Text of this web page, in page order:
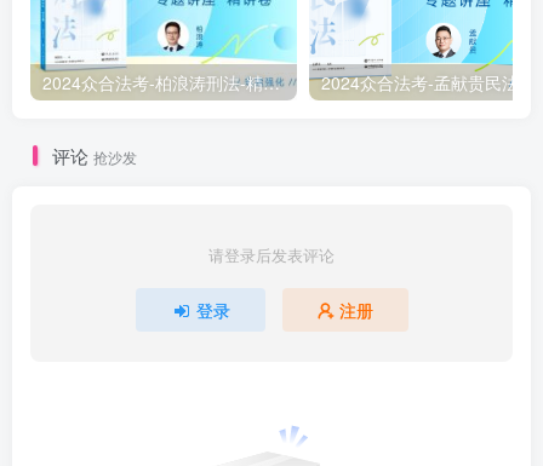
2024众合法考-柏浪涛刑法-精讲卷pdf电子版（附视频1-76全）
评论 抢沙发
请登录后发表评论
登录 注册